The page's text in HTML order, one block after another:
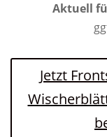
Aktuell
Jetzt